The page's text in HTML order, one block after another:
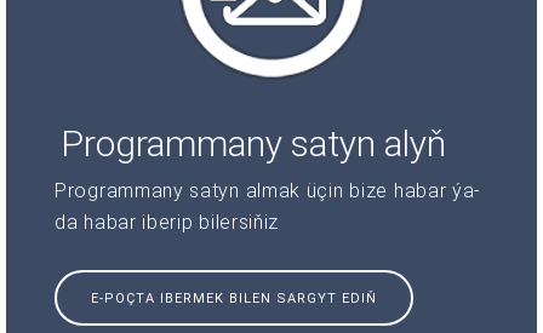
Programmany satyn alyň
Programmany satyn almak üçin bize habar ýa-
da habar iberip bilersiňiz
E-POÇTA IBERMEK BILEN SARGYT EDIŇ